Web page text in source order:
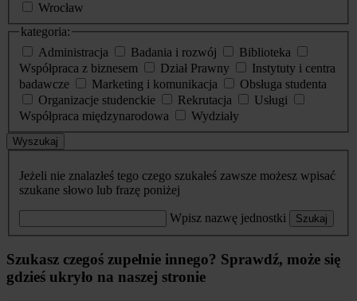
Wrocław
kategoria:
Administracja
Badania i rozwój
Biblioteka
Współpraca z biznesem
Dział Prawny
Instytuty i centra
badawcze
Marketing i komunikacja
Obsługa studenta
Organizacje studenckie
Rekrutacja
Usługi
Współpraca międzynarodowa
Wydziały
Wyszukaj
Jeżeli nie znalazłeś tego czego szukałeś zawsze możesz wpisać
szukane słowo lub frazę poniżej
Wpisz nazwę jednostki Szukaj
Szukasz czegoś zupełnie innego? Sprawdź, może się
gdzieś ukryło na naszej stronie